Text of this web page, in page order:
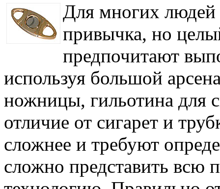
Для многих людей
привычка, но
предпочитают
используя большой
ножницы, гильотина для
отличие от сигарет и
сложнее и требуют
сложно представить всю